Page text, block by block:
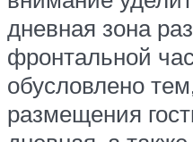
дневная зона
фронтальной
обусловлено
размещения